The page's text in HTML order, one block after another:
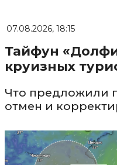
07.08.2026, 18:15
Тайфун
круизных
Что предложили
отмен и